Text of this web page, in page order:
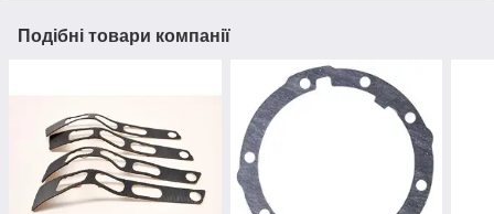
Подібні товари компанії